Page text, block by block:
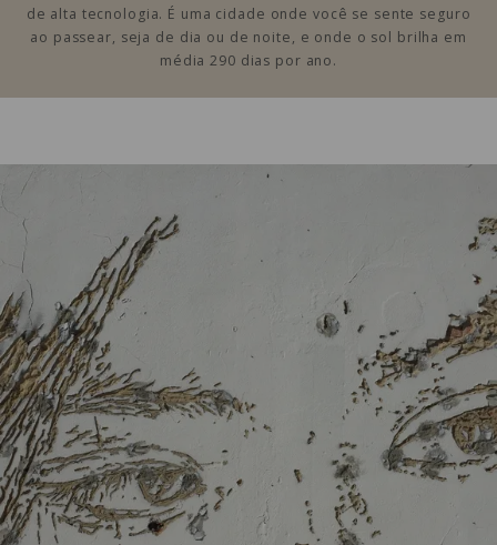
de alta tecnologia. É uma cidade onde você se sente seguro
ao passear, seja de dia ou de noite, e onde o sol brilha em
média 290 dias por ano.